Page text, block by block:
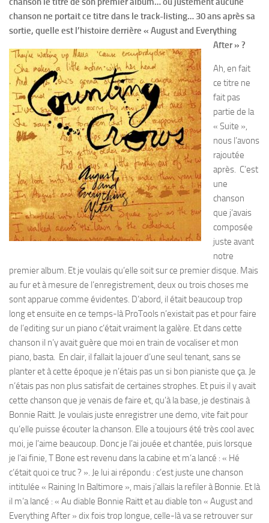
chanson ne portait ce titre dans le track-listing… 30 ans après sa
sortie, quelle est l’histoire derrière « August and Everything
After » ?
Ah, en fait
ce titre ne
fait pas
partie de la
« Suite »,
nous l’avons
rajoutée
après. C’est
une
chanson
que j’avais
composée
juste avant
notre
premier album. Et je voulais qu’elle soit sur ce premier disque. Mais
au fur et à mesure de l’enregistrement, deux ou trois choses me
sont apparue comme évidentes. D’abord, il était beaucoup trop
long et ensuite en ce temps-là ProTools n’existait pas et pour faire
de l’editing sur un piano c’était vraiment la galère. Et dans cette
chanson il n’y avait guère que moi en train de vocaliser et mon
piano, basta. En clair, il fallait la jouer d’une seul tenant, sans se
planter et à cette époque je n’étais pas un si bon pianiste que ça. Je
n’étais pas non plus satisfait de certaines strophes. Et puis il y avait
cette chanson que je venais de faire et, qu’à la base, je destinais à
Bonnie Raitt. Je voulais juste enregistrer une demo, vite fait pour
qu’elle puisse écouter la chanson. Elle a toujours été très cool avec
moi, je l’aime beaucoup. Donc je l’ai jouée et chantée, puis lorsque
je l’ai finie, T Bone est revenu dans la cabine et m’a lancé : « Hé
c’était quoi ce truc ? ». Je lui ai répondu : c’est juste une chanson
intitulée « Raining In Baltimore », mais j’allais la refiler à Bonnie. Et là
il m’a lancé : « Au diable Bonnie Raitt et au diable ton « August and
Everything After » dix fois trop longue, celle-là va se retrouver sur